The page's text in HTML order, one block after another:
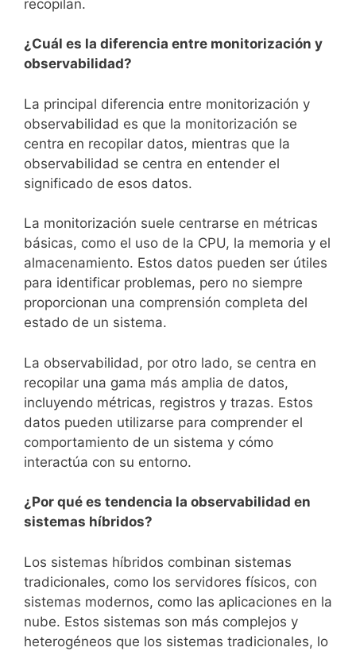
recopilan.
¿Cuál es la diferencia entre monitorización y
observabilidad?
La principal diferencia entre monitorización y
observabilidad es que la monitorización se
centra en recopilar datos, mientras que la
observabilidad se centra en entender el
significado de esos datos.
La monitorización suele centrarse en métricas
básicas, como el uso de la CPU, la memoria y el
almacenamiento. Estos datos pueden ser útiles
para identificar problemas, pero no siempre
proporcionan una comprensión completa del
estado de un sistema.
La observabilidad, por otro lado, se centra en
recopilar una gama más amplia de datos,
incluyendo métricas, registros y trazas. Estos
datos pueden utilizarse para comprender el
comportamiento de un sistema y cómo
interactúa con su entorno.
¿Por qué es tendencia la observabilidad en
sistemas híbridos?
Los sistemas híbridos combinan sistemas
tradicionales, como los servidores físicos, con
sistemas modernos, como las aplicaciones en la
nube. Estos sistemas son más complejos y
heterogéneos que los sistemas tradicionales, lo